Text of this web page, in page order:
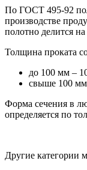
По ГОСТ 495-92
производстве
полотно делится
Толщина проката
до 100 мм –
свыше 100
Форма сечения в
определяется по
Другие категории